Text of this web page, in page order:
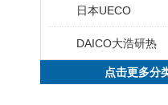
日本UECO
DAICO大浩研热
点击更多分